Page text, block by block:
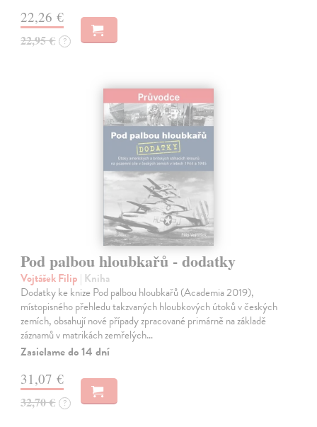
22,26 €
22,95 € ?
Pod palbou hloubkařů - dodatky
Vojtášek Filip | Kniha
Dodatky ke knize Pod palbou hloubkařů (Academia 2019),
místopisného přehledu takzvaných hloubkových útoků v českých
zemích, obsahují nové případy zpracované primárně na základě
záznamů v matrikách zemřelých…
Zasielame do 14 dní
31,07 €
32,70 € ?